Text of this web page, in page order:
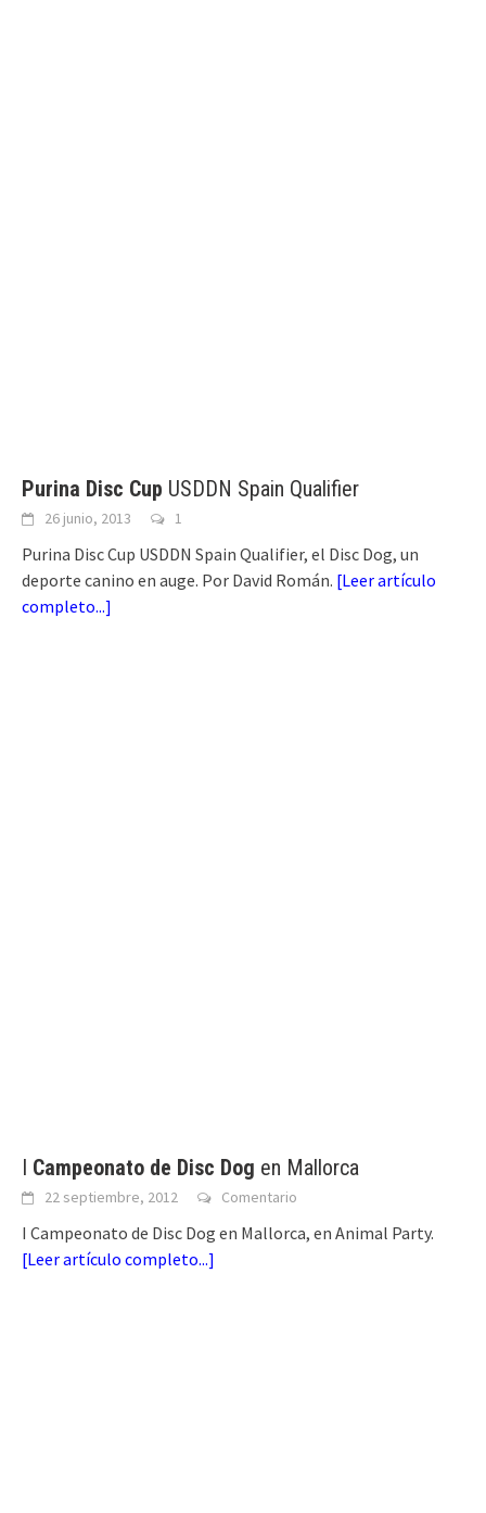
Purina Disc Cup USDDN Spain Qualifier
26 junio, 2013 1
Purina Disc Cup USDDN Spain Qualifier, el Disc Dog, un
deporte canino en auge. Por David Román. [Leer artículo
completo...]
I Campeonato de Disc Dog en Mallorca
22 septiembre, 2012 Comentario
I Campeonato de Disc Dog en Mallorca, en Animal Party.
[Leer artículo completo...]